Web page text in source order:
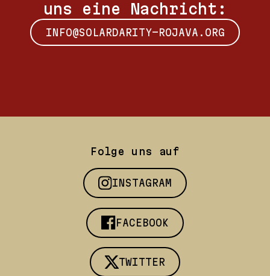
uns eine Nachricht:
INFO@SOLARDARITY-ROJAVA.ORG
Folge uns auf
INSTAGRAM
FACEBOOK
TWITTER